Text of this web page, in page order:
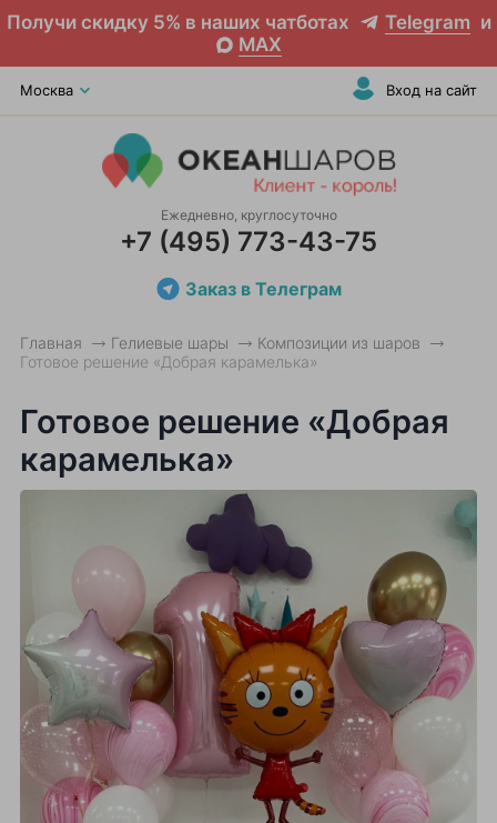
Получи скидку 5% в наших чатботах Telegram и
MAX
Москва Вход на сайт
Ежедневно, круглосуточно
+7 (495) 773-43-75
Заказ в Телеграм
Главная Гелиевые шары
Композиции из шаров
Готовое решение «Добрая карамелька»
Готовое решение «Добрая
карамелька»